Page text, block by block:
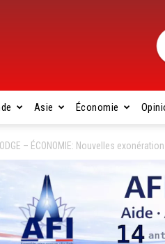
Asie Économie
– ÉCONOMIE: Nouvelles